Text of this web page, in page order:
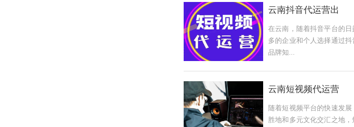
云南抖音代运营出
在云南，随着抖音平台的日
多的企业和个人选择通过
品牌知...
云南短视频代运营
随着短视频平台的快速发
胜地和多元文化交汇之地，